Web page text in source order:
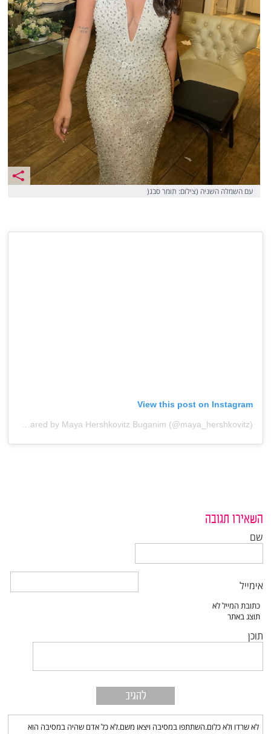
עם השמלה השניה (צילום: תומר סבג(
View this post on Instagram
A post shared by Maya Hershkovitz Buganim (@maya_hershkovitz)
השאירו תגובה
שם
אימייל
תוכן
לא שרדו ולא כלום.השתתפו במסיבה ויצאו משם.לא כל אדם שהיה במסיבה הוא